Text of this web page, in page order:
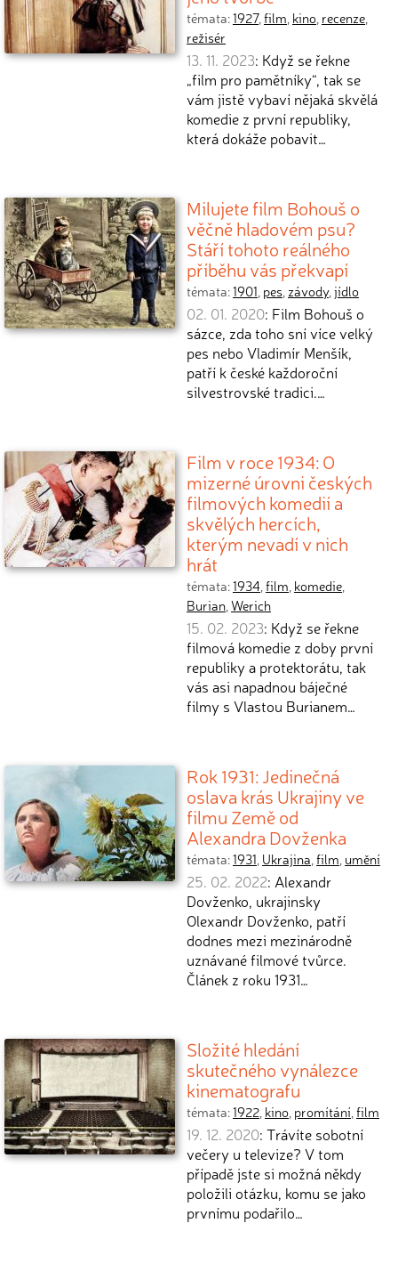
témata:1927,film, kino, recenze,
režisér
13. 11. 2023: Když se řekne
„film pro pamětníky“, tak se
vám jistě vybaví nějaká skvělá
komedie z první republiky,
která dokáže pobavit…
Milujete film Bohouš o
věčně hladovém psu?
Stáří tohoto reálného
příběhu vás překvapí
témata:1901, pes, závody,jídlo
02. 01. 2020: Film Bohouš o
sázce, zda toho sní více velký
pes nebo Vladimír Menšík,
patří k české každoroční
silvestrovské tradici.…
Film v roce 1934: O
mizerné úrovni českých
filmových komedií a
skvělých hercích,
kterým nevadí v nich
hrát
témata:1934,film, komedie,
Burian,Werich
15. 02. 2023: Když se řekne
filmová komedie z doby první
republiky a protektorátu, tak
vás asi napadnou báječné
filmy s Vlastou Burianem…
Rok 1931: Jedinečná
oslava krás Ukrajiny ve
filmu Země od
Alexandra Dovženka
témata:1931, Ukrajina,film, umění
25. 02. 2022: Alexandr
Dovženko, ukrajinsky
Olexandr Dovženko, patří
dodnes mezi mezinárodně
uznávané filmové tvůrce.
Článek z roku 1931…
Složité hledání
skutečného vynálezce
kinematografu
témata:1922, kino, promítání,film
19. 12. 2020: Trávíte sobotní
večery u televize? V tom
případě jste si možná někdy
položili otázku, komu se jako
prvnímu podařilo…